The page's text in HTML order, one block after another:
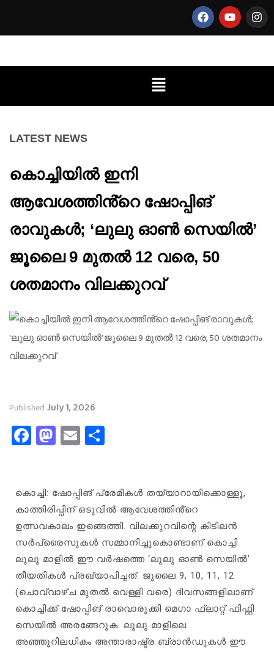
LATEST NEWS
കൊച്ചിയിൽ ഇനി
ആവേശത്തിൻ്റെ ഷോപ്പിങ്
രാവുകൾ; ‘ലുലു ഓൺ സെയിൽ’
ജൂലൈ 9 മുതൽ 12 വരെ, 50
ശതമാനം വിലക്കുറവ്
Published July 1, 2026
Facebook
Mastodon
Email
കൊച്ചി: ഷോപ്പിങ് പ്രേമികൾ തയ്യാറായിക്കൊള്ളൂ,
കാത്തിരിപ്പിന്‌ ഒ‌ടുവിൽ ആവേശത്തിൻ്റെ
ഉത്സവകാലം ഇങ്ങെത്തി. വിലക്കുറവിന്റെ കി‌ടിലൻ
സർപ്രൈസുകൾ സമ്മാനിച്ചുകൊണ്ടാണ്‌ കൊച്ചി
ലുലു മാളിൽ ഈ വർഷത്തെ ‘ലുലു ഓൺ സെയിൽ’
തീയതികൾ പ്രഖ്യാപിച്ചത്‌. ജൂലൈ 9, 10, 11, 12
(ചൊവ്വാഴ്ച മുതൽ വെള്ളി വരെ) ദിവസങ്ങളിലാണ്
കൊച്ചിക്ക് ഷോപ്പിങ് രാവൊരുക്കി മെഗാ ഫ്ലാറ്റ് ഫിഫ്റ്റി
സെയിൽ അരങ്ങേറുക. ലുലു മാളിലെ
അഞ്ഞൂറിലധികം അന്താരാഷ്ട്ര ബ്രാൻഡുകൾ ഈ